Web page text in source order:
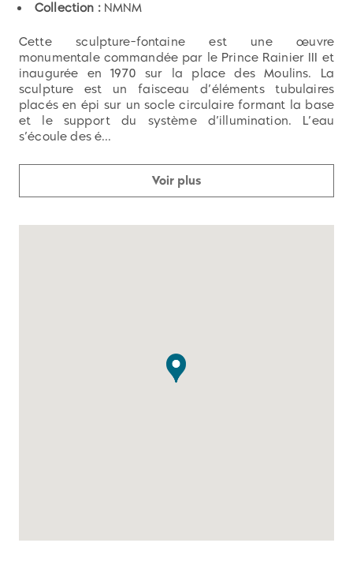
Collection : NMNM
Cette sculpture-fontaine est une œuvre
monumentale commandée par le Prince Rainier III et
inaugurée en 1970 sur la place des Moulins. La
sculpture est un faisceau d’éléments tubulaires
placés en épi sur un socle circulaire formant la base
et le support du système d’illumination. L’eau
s’écoule des é...
Voir plus